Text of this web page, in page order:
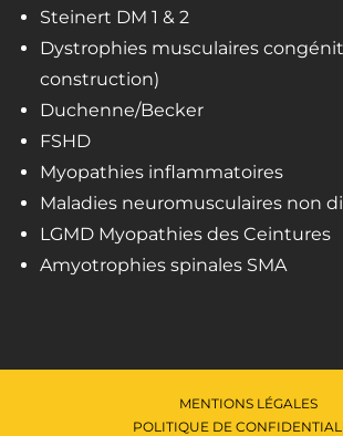
Steinert DM 1 & 2
Dystrophies musculaires
construction)
Duchenne/Becker
FSHD
Myopathies inflammatoires
Maladies neuromusculaires non
LGMD Myopathies des Ceintures
Amyotrophies spinales SMA
MENTIONS LÉGALES
POLITIQUE DE